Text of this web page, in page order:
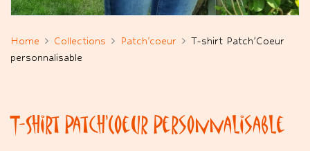
Home Collections Patch'coeur
T-shirt Patch’Coeur
personnalisable
T-Shirt Patch’Coeur Personnalisable